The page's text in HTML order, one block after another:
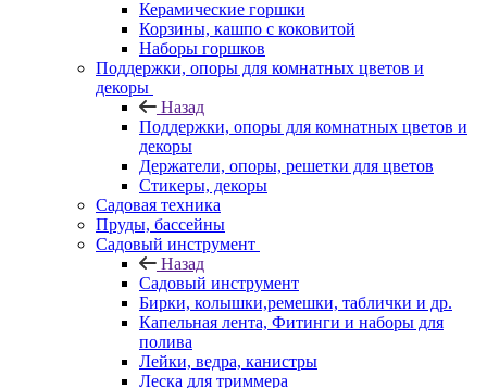
Керамические горшки
Корзины, кашпо с коковитой
Наборы горшков
Поддержки, опоры для комнатных цветов и
декоры
Назад
Поддержки, опоры для комнатных цветов и
декоры
Держатели, опоры, решетки для цветов
Стикеры, декоры
Садовая техника
Пруды, бассейны
Садовый инструмент
Назад
Садовый инструмент
Бирки, колышки,ремешки, таблички и др.
Капельная лента, Фитинги и наборы для
полива
Лейки, ведра, канистры
Леска для триммера